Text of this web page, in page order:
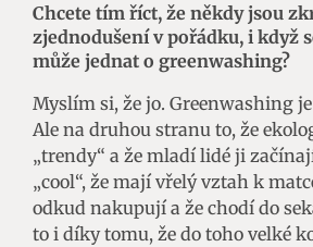
Chcete tím říct, že někdy jsou
zjednodušení v pořádku, i když
může jednat o greenwashing?
Myslím si, že jo. Greenwashing
Ale na druhou stranu to, že
„trendy“ a že mladí lidé ji
„cool“, že mají vřelý vztah k
odkud nakupují a že chodí do
to i díky tomu, že do toho velké